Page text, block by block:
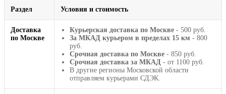
Раздел Условия и стоимость
Доставка
по Москве
Курьерская доставка по Москве - 500 руб.
За МКАД курьером в пределах 15 км - 800
руб.
Срочная доставка по Москве - 850 руб.
Срочная доставка за МКАД - от 1100 руб.
В другие регионы Московской области
отправляем курьерами СДЭК.